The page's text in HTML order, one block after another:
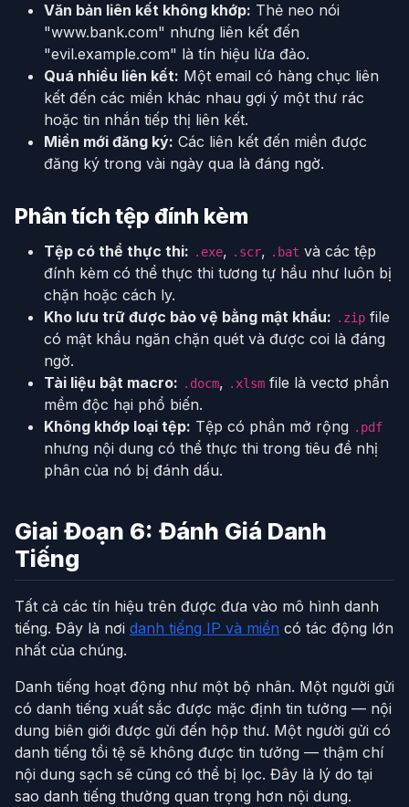
Văn bản liên kết không khớp: Thẻ neo nói
"www.bank.com" nhưng liên kết đến
"evil.example.com" là tín hiệu lừa đảo.
Quá nhiều liên kết: Một email có hàng chục liên
kết đến các miền khác nhau gợi ý một thư rác
hoặc tin nhắn tiếp thị liên kết.
Miền mới đăng ký: Các liên kết đến miền được
đăng ký trong vài ngày qua là đáng ngờ.
Phân tích tệp đính kèm
Tệp có thể thực thi: .exe, .scr, .bat và các tệp
đính kèm có thể thực thi tương tự hầu như luôn bị
chặn hoặc cách ly.
Kho lưu trữ được bảo vệ bằng mật khẩu: .zip file
có mật khẩu ngăn chặn quét và được coi là đáng
ngờ.
Tài liệu bật macro: .docm, .xlsm file là vectơ phần
mềm độc hại phổ biến.
Không khớp loại tệp: Tệp có phần mở rộng .pdf
nhưng nội dung có thể thực thi trong tiêu đề nhị
phân của nó bị đánh dấu.
Giai Đoạn 6: Đánh Giá Danh
Tiếng
Tất cả các tín hiệu trên được đưa vào mô hình danh
tiếng. Đây là nơi danh tiếng IP và miền có tác động lớn
nhất của chúng.
Danh tiếng hoạt động như một bộ nhân. Một người gửi
có danh tiếng xuất sắc được mặc định tin tưởng — nội
dung biên giới được gửi đến hộp thư. Một người gửi có
danh tiếng tồi tệ sẽ không được tin tưởng — thậm chí
nội dung sạch sẽ cũng có thể bị lọc. Đây là lý do tại
sao danh tiếng thường quan trọng hơn nội dung.